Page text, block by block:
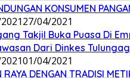
KONSUMEN
27/04/2021
Takjil Buka Puasa Di
Dari Dinkes
01/04/2021
RAYA DENGAN TRADISI